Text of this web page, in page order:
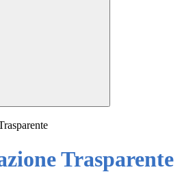
Trasparente